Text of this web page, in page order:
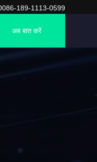
189-1113-0599
अब बात करें